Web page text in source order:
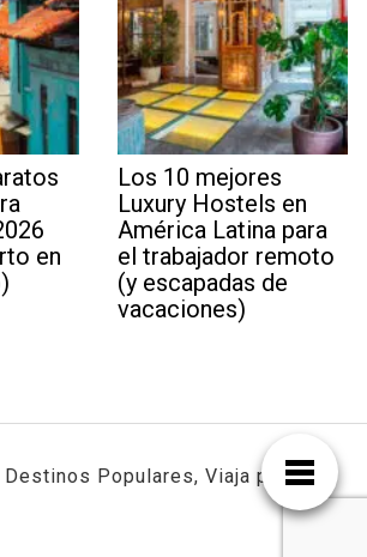
en
Los 10 mejores
Luxury Hostels en
América Latina para
el trabajador remoto
(y escapadas de
vacaciones)
Destinos Populares, Viaja por